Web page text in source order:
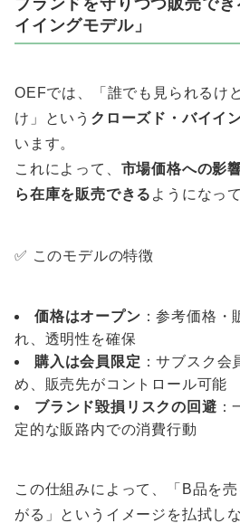
イイングモデル」
OEFでは、「誰でも見られるけ
け」という クローズド・バイイ
います。
これによって、 市場価格への影
ら在庫を販売できる ようになっ
✅ このモデルの特徴
価格はオープン ：参考価格・
れ、透明性を確保
購入は会員限定 ：サブスク会
め、販売先がコントロール可能
ブランド毀損リスクの回避
定的な販路内での消費行動
この仕組みによって、「B品を
がる」というイメージを払拭し